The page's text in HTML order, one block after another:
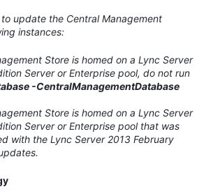
update the Central Management
instances:
Store is homed on a Lync Server
Server or Enterprise pool, do not run
-CentralManagementDatabase
Store is homed on a Lync Server
Server or Enterprise pool that was
with the Lync Server 2013 February